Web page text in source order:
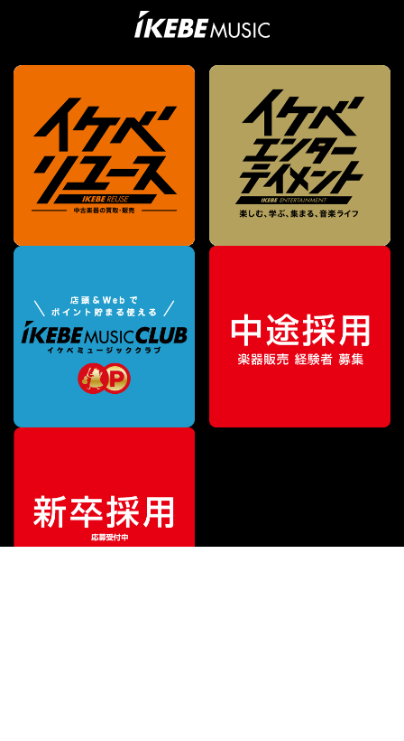
販売価格¥22,000（税込）